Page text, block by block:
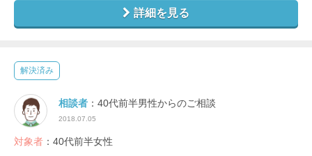
詳細を見る
解決済み
相談者 ：40代前半男性からのご相談
2018.07.05
対象者 ：40代前半女性